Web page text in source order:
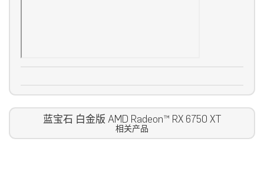
蓝宝石 白金版 AMD Radeon™ RX 6750 XT
相关产品